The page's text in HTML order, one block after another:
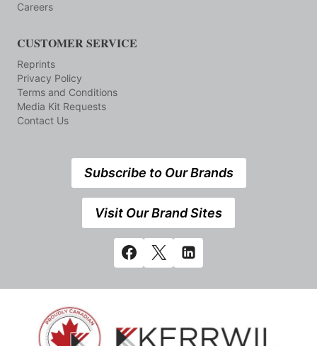
Careers
CUSTOMER SERVICE
Reprints
Privacy Policy
Terms and Conditions
Media Kit Requests
Contact Us
Subscribe to Our Brands
Visit Our Brand Sites